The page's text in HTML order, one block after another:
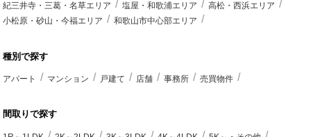
紀三井寺・三葛・名草エリア
塩屋・和歌浦エリア
高松・西浜エリア
小松原・砂山・今福エリア
和歌山市中心部エリア
種別で探す
アパート マンション 戸建て 店舗 事務所 売買物件
間取りで探す